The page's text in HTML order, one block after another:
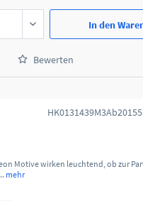
In den
Bewerten
Motive wirken leuchtend, ob zur
mehr